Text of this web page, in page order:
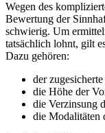
Wegen des
Bewertung der
schwierig. Um
tatsächlich lohnt, gilt
Dazu gehören:
der
die Höhe der
die Verzinsung
die Modalitäten